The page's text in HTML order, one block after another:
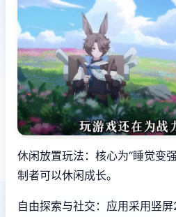
休闲放置玩法：核心为“睡觉变
制者可以休闲成长。
自由探索与社交：应用采用竖